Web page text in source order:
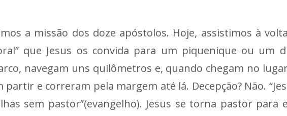
a missão dos doze apóstolos. Hoje, assistimos à
que Jesus os convida para um piquenique ou um
navegam uns quilômetros e, quando chegam no
partir e correram pela margem até lá. Decepção? Não.
sem pastor”(evangelho). Jesus se torna pastor para